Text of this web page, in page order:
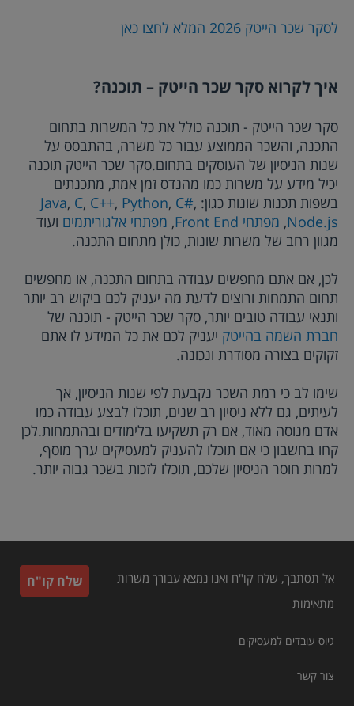
לסקר שכר הייטק 2026 המלא לחצו כאן
איך לקרוא סקר שכר הייטק – תוכנה?
סקר שכר הייטק - תוכנה כולל את כל המשרות בתחום
התכנה, והשכר הממוצע עבור כל משרה, בהתבסס על
שנות הניסיון של העוסקים בתחום.סקר שכר הייטק תוכנה
יכיל מידע על משרות כמו מהנדס זמן אמת, מתכנתים
בשפות תכנות שונות כגון:
Java, C, C++, Python, C#,
Node.js
, מפתחי Front End , מפתחי אלגוריתמים ועוד
מגוון רחב של משרות שונות, כולן מתחום התכנה.
לכן, אם אתם מחפשים עבודה בתחום התכנה, או מחפשים
תחום התמחות ורוצים לדעת מה יעניק לכם ביקוש רב יותר
ותנאי עבודה טובים יותר, סקר שכר הייטק - תוכנה של
חברת השמה בהייטק יעניק לכם את כל המידע לו אתם
זקוקים בצורה מסודרת ונכונה.
שימו לב כי רמת השכר נקבעת לפי שנות הניסיון, אך
לעיתים, גם ללא ניסיון רב שנים, תוכלו לבצע עבודה כמו
אדם מנוסה מאוד, אם רק תשקיעו בלימודים ובהתמחות.לכן
קחו בחשבון כי אם תוכלו להעניק למעסיקים ערך מוסף,
למרות חוסר הניסיון שלכם, תוכלו לזכות בשכר גבוה יותר.
אל תסתבך, שלח קו"ח ואנו נמצא עבורך משרות
מתאימות
שלח קו"ח
גיוס עובדים למעסיקים
צור קשר